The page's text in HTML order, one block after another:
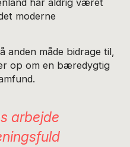
har aldrig været
moderne
anden måde bidrage til,
op om en bæredygtig
arbejde